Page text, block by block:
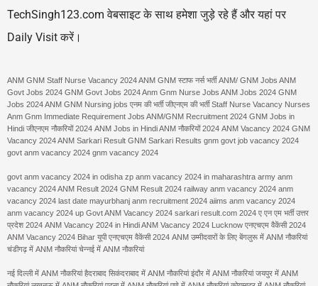
TechSingh123.com वेबसाइट के साथ हमेशा जुड़े रहे हैं और यहां पर
Daily Visit करें।
ANM GNM Staff Nurse Vacancy 2024 ANM GNM स्टाफ नर्स भर्ती ANM/ GNM Jobs ANM
Govt Jobs 2024 GNM Govt Jobs 2024 Anm Gnm Nurse Jobs ANM Jobs 2024 GNM
Jobs 2024 ANM GNM Nursing jobs एनम की भर्ती जीएनएम की भर्ती Staff Nurse Vacancy Nurses
Anm Gnm Immediate Requirement Jobs ANM/GNM Recruitment 2024 GNM Jobs in
Hindi जीएनएम नौकरियों 2024 ANM Jobs in Hindi ANM नौकरियों 2024 ANM Vacancy 2024 GNM
Vacancy 2024 ANM Sarkari Result GNM Sarkari Results gnm govt job vacancy 2024
govt anm vacancy 2024 gnm vacancy 2024
govt anm vacancy 2024 in odisha zp anm vacancy 2024 in maharashtra army anm
vacancy 2024 ANM Result 2024 GNM Result 2024 railway anm vacancy 2024 anm
vacancy 2024 last date mayurbhanj anm recruitment 2024 aiims anm vacancy 2024
anm vacancy 2024 up Govt ANM Vacancy 2024 sarkari result.com 2024 ए एन एम भर्ती उत्तर
प्रदेश 2024 ANM Vacancy 2024 in Hindi ANM Vacancy 2024 Lucknow एनएचएम वैकेंसी 2024
ANM Vacancy 2024 Bihar यूपी एनएचएम वैकेंसी 2024 ANM उम्मीदवारों के लिए बेंगलुरू में ANM नौकरियां
चंडीगढ़ में ANM नौकरियां चेन्नई में ANM नौकरियां
नई दिल्ली में ANM नौकरियां हैदराबाद सिकंदराबाद में ANM नौकरियां इंदौर में ANM नौकरियां जयपुर में ANM